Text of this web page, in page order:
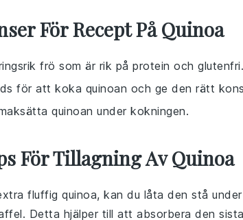
För Recept På Quinoa
frö som är rik på protein och
för att koka quinoan och ge den rätt
quinoan under kokningen.
För Tillagning Av Quinoa
fluffig quinoa, kan du låta den stå
Detta hjälper till att absorbera den